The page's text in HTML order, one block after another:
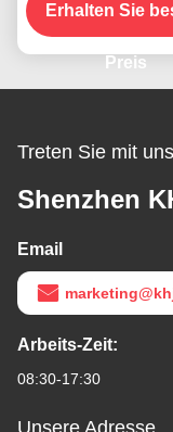
Erhalten Sie
Preis
Treten Sie mit
Shenzhen
Email
Arbeits-Zeit:
08:30-17:30